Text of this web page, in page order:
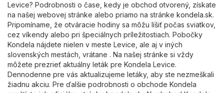
Levice? Podrobnosti o čase, kedy je obchod otvorený, získate
na našej webovej stránke alebo priamo na stránke kondela.sk.
Pripomíname, že otváracie hodiny sa môžu líšiť počas sviatkov,
cez víkendy alebo pri špeciálnych príležitostiach. Pobočky
Kondela nájdete nielen v meste Levice, ale aj v iných
slovenských mestách, vrátane . Na našej stránke si vždy
môžete prezrieť aktuálny leták pre Kondela Levice.
Dennodenne pre vás aktualizujeme letáky, aby ste nezmeškali
žiadnu akciu. Pre ďalšie podrobnosti o obchode Kondela